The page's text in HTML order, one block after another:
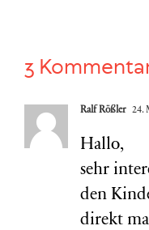
3
Ralf Rößler 24.
Hallo,
sehr
den
direkt